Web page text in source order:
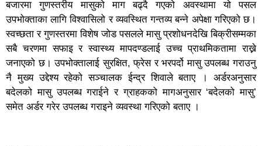
बजारमा गुणस्तरीय मासुको माग बढ्दै गएको अवस्थामा यो पसल
उपभोक्ताका लागि विश्वासिलो र व्यवस्थित गन्तव्य बन्ने अपेक्षा गरिएको छ।
स्वच्छता र गुणस्तरमा विशेष जोड पसलले मासु प्रशोधनदेखि बिक्रीसम्मका
सबै चरणमा सफाइ र स्वास्थ्य मापदण्डलाई उच्च प्राथमिकतामा राख्ने
जनाएको छ। उपभोक्तालाई सुरक्षित, फ्रेस र भरपर्दो मासु उपलब्ध गराउनु
नै मुख्य उद्देश्य रहेको सञ्चालक ईन्द्र शिवाले बताए । अर्डरअनुसार
बदेलको मासु उपलब्ध गराईने र ग्राहकको मागअनुसार ‘बदेलको मासु’
समेत अर्डर गरेर उपलब्ध गराइने व्यवस्था गरिएको बताए ।